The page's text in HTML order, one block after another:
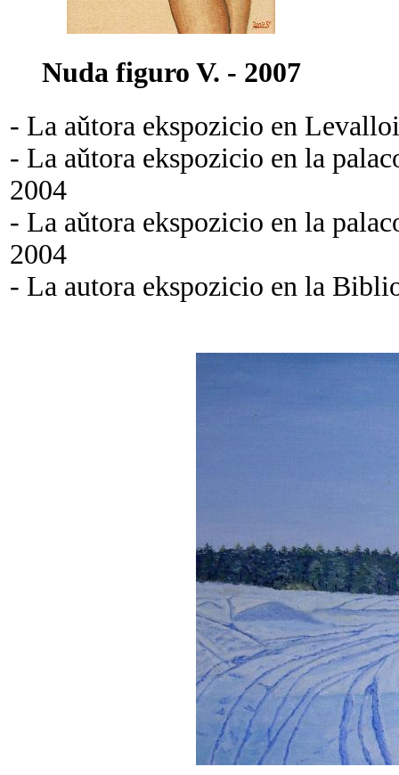
Nuda figuro V. - 2007
- La aǔtora ekspozicio en
- La aǔtora ekspozicio en la
2004
- La aǔtora ekspozicio en la
2004
- La autora ekspozicio en la